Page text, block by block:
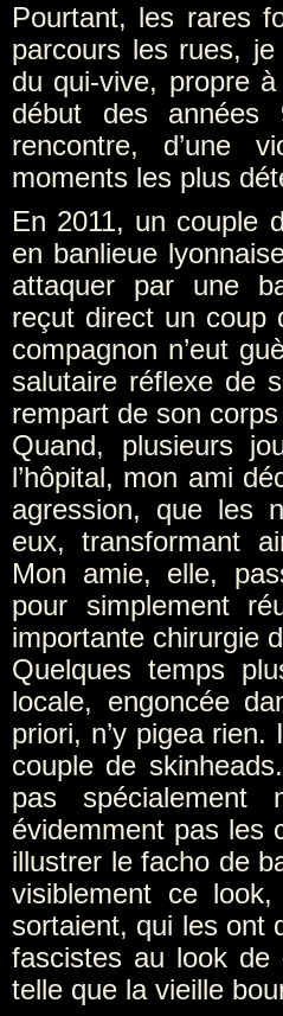
Pourtant, les rares
parcours les rues,
du qui-vive, propre
début des années
rencontre, d’une
moments les plus
En 2011, un couple
en banlieue
attaquer par une
reçut direct un coup
compagnon n’eut
salutaire réflexe de
rempart de son
Quand, plusieurs
l’hôpital, mon ami
agression, que les
eux, transformant
Mon amie, elle,
pour simplement
importante chirurgie
Quelques temps
locale, engoncée
priori, n’y pigea
couple de
pas spécialement
évidemment pas les
illustrer le facho de
visiblement ce
sortaient, qui les ont
fascistes au look
telle que la vieille